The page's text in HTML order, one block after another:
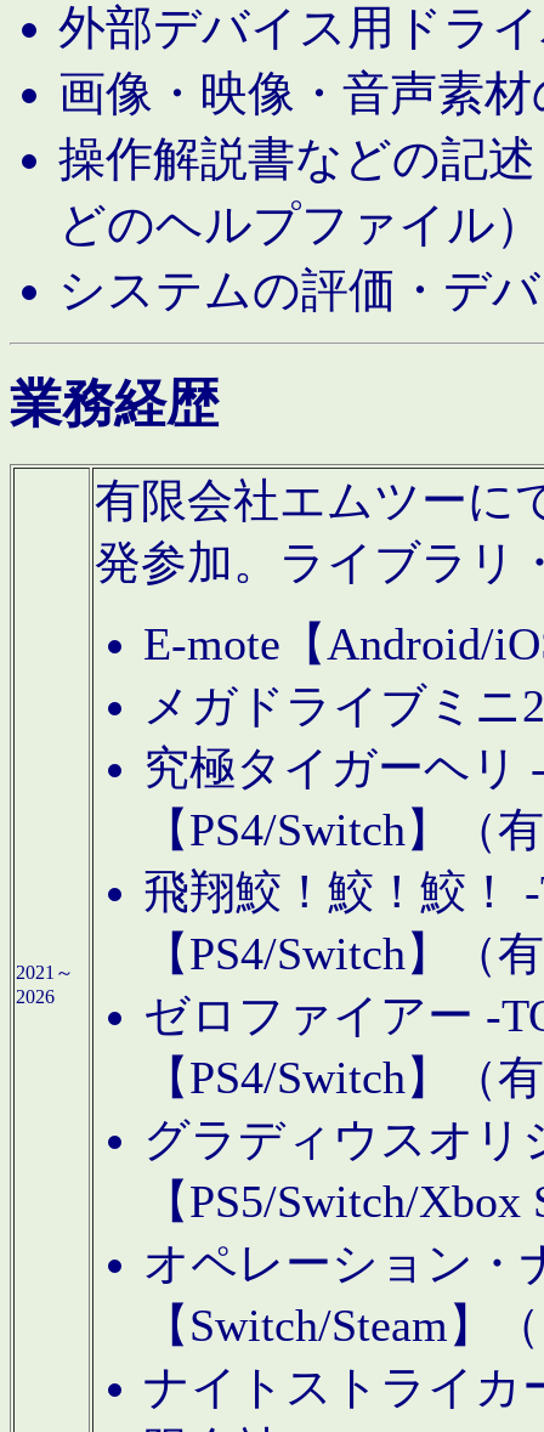
外部デバイス用ドラ
画像・映像・音声素
操作解説書などの記
どのヘルプファイル）
システムの評価・デ
業務経歴
2021～
2026
有限会社エムツーに
発参加。ライブラリ
E-mote【Android/
メガドライブミニ
究極タイガーヘリ
【PS4/Switch】（
飛翔鮫！鮫！鮫！
【PS4/Switch】（
ゼロファイアー -
【PS4/Switch】（
グラディウスオリ
【PS5/Switch/
オペレーション・
【Switch/Steam】
ナイトストライカ